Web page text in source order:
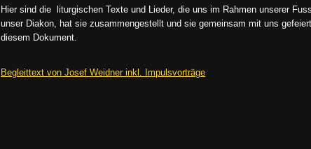
Hier sind die liturgischen Texte und Lieder, die uns im Rahmen unserer
unser Diakon, hat sie zusammengestellt und sie gemeinsam mit uns
diesem Dokument.
Begleittext von Josef Weidner inkl. Impulsvorträge